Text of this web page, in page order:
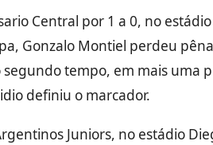
Central por 1 a 0, no
Gonzalo Montiel perdeu
segundo tempo, em mais uma
definiu o marcador.
Juniors, no estádio